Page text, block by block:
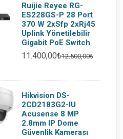
Ruijie Reyee RG-
ES228GS-P 28 Port
370 W 2xSfp 2xRj45
Uplink Yönetilebilir
Gigabit PoE Switch
11.400,00₺12.500,00₺
Hikvision DS-
2CD2183G2-IU
Acusense 8 MP
2.8mm IP Dome
Güvenlik Kamerası